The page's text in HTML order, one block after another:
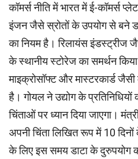
कॉमर्स नीति में भारत में ई-कॉमर्स
इंजन जैसे स्रोतों के उपयोग से बने
का नियम है। रिलायंस इंडस्ट्रीज
के स्थानीय स्टोरेज का समर्थन
माइक्रोसॉफ्ट और मास्टरकार्ड
है। गोयल ने उद्योग के
चिंताओं पर ध्यान दिया जाएगा।
अपनी चिंता लिखित रूप में 10
के लिए इस समय डाटा के दुरुपयोग